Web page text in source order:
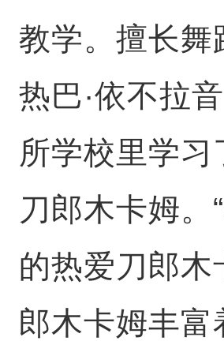
教学。擅长舞
热巴·依不拉
所学校里学习
刀郎木卡姆。
的热爱刀郎木
郎木卡姆丰富